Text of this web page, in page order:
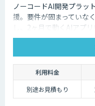
ノーコードAI開発プラッ
援。要件が固まっていな
し、2ヶ月で動くAIアプ
内製化・自走までサポー
利用料金
別途お見積もり